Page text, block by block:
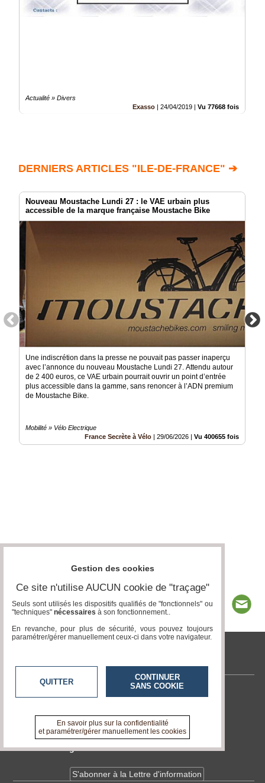
Actualité » Divers
Exasso | 24/04/2019 | Vu 77668 fois
DERNIERS ARTICLES "ILE-DE-FRANCE" ➔
Nouveau Moustache Lundi 27 : le VAE urbain plus
accessible de la marque française Moustache Bike
Une indiscrétion dans la presse ne pouvait pas passer inaperçu
avec l’annonce du nouveau Moustache Lundi 27. Attendu autour
de 2 400 euros, ce VAE urbain pourrait ouvrir un point d’entrée
plus accessible dans la gamme, sans renoncer à l’ADN premium
de Moustache Bike.
Mobilité » Vélo Electrique
France Secrète à Vélo | 29/06/2026 | Vu 400655 fois
tvlocale.fr
Contactez-nous
A propos de tvlocale.fr
Devenir délégué
S'abonner à la Lettre d'information
Gestion des cookies
Ce site n'utilise AUCUN cookie de "traçage"
Seuls sont utilisés les dispositifs qualifiés de "fonctionnels" ou
"techniques" nécessaires à son fonctionnement..
En revanche, pour plus de sécurité, vous pouvez toujours
paramétrer/gérer manuellement ceux-ci dans votre navigateur.
QUITTER
CONTINUER
SANS COOKIE
En savoir plus sur la confidentialité
et paramétrer/gérer manuellement les cookies